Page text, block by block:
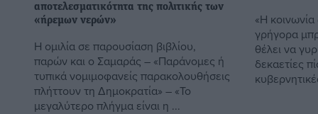
αποτελεσματικότητα της πολιτικής των
«ήρεμων νερών»
Η ομιλία σε παρουσίαση βιβλίου,
παρών και ο Σαμαράς – «Παράνομες ή
τυπικά νομιμοφανείς παρακολουθήσεις
πλήττουν τη Δημοκρατία» – «Το
μεγαλύτερο πλήγμα είναι η ...
«Η
γρήγορα
θέλει να
δεκαετίες